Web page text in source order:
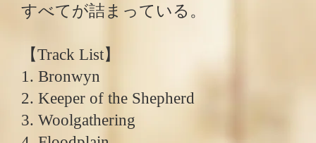
すべてが詰まっている。
【Track List】
1. Bronwyn
2. Keeper of the Shepherd
3. Woolgathering